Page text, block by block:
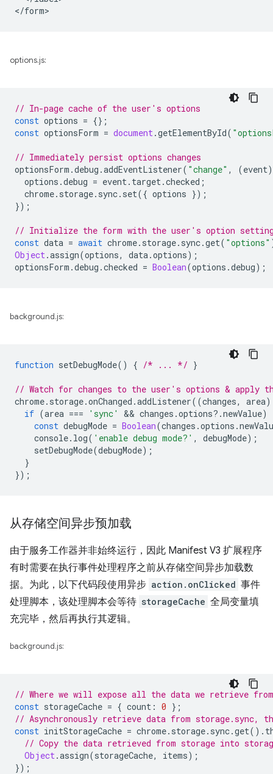
options.js:
// In-page cache of the user's options
const options = {};
const optionsForm = document.getElementById(
// Immediately persist options changes
optionsForm .debug .addEventListener( "change" , (event)
options .debug = event. target.checked ;
chrome. storage. sync. set({ options });
});
// Initialize the form with the user's option
const data = await chrome. storage. sync.get( "options"
Object.assign(options, data.options);
optionsForm .debug .checked = Boolean(options .debug);
background.js:
function setDebugMode() { /* ... */ }
// Watch for changes to the user's options & apply
chrome. storage.onChanged .addListener((changes, area)
if (area === 'sync' && changes .options? .newValue)
const debugMode = Boolean(changes .options .
console. log( 'enable debug mode?' , debugMode);
setDebugMode(debugMode);
}
});
从存储空间异步预加载
由于服务工作器并非始终运行，因此 Manifest V3 扩展程序
有时需要在执行事件处理程序之前从存储空间异步加载数
据。为此，以下代码段使用异步 action.onClicked 事件
处理脚本，该处理脚本会等待 storageCache 全局变量填
充完毕，然后再执行其逻辑。
background.js:
// Where we will expose all the data we retrieve
const storageCache = { count : 0 };
// Asynchronously retrieve data from storage.sync,
const initStorageCache = chrome. storage. sync.get().
// Copy the data retrieved from storage into
Object.assign(storageCache, items);
});